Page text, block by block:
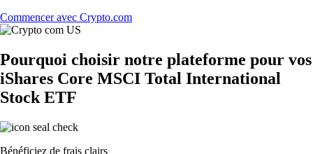
Commencer avec Crypto.com
Pourquoi choisir notre plateforme pour vos
iShares Core MSCI Total International
Stock ETF
Bénéficiez de frais clairs